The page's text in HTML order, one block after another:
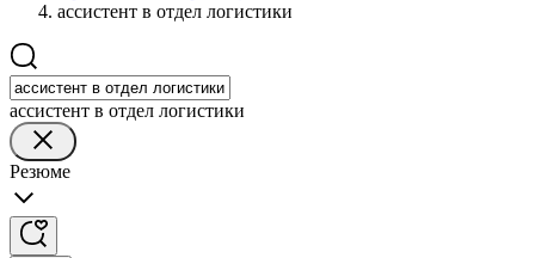
ассистент в отдел логистики
ассистент в отдел логистики
Резюме